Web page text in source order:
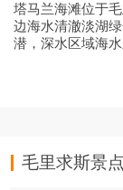
塔马兰海滩位于
边海水清澈淡湖
潜，深水区域海
毛里求斯景